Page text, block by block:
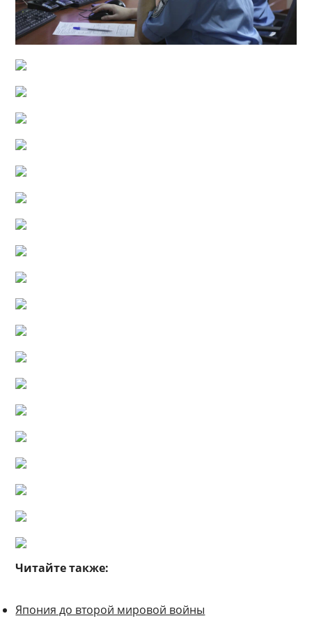
Читайте также:
Япония до второй мировой войны